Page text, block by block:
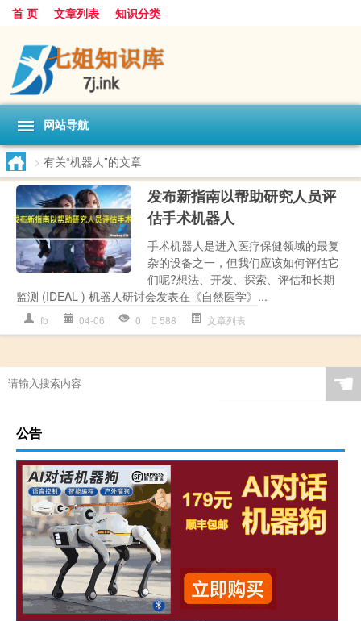
首 页 文章列表 知识分类
网站导航
> 有关“机器人”的文章
发布新指南以帮助研究人员评
估手术机器人
手术机器人是进入医疗保健领域的最复
杂的设备之一，但我们应该如何评估它
们呢?想法、开发、探索、评估和长期
监测 (IDEAL ) 机器人研讨会发表在《自然医学》...
fb 04-06 0 588 文章列表
☚
公告